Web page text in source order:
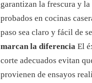
garantizan la frescura y
probados en cocinas
paso sea claro y fácil de
marcan la diferencia El
corte adecuados evitan
provienen de ensayos